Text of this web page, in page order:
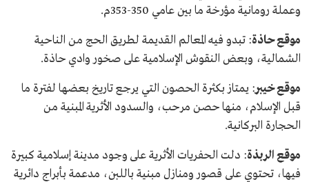
وعملة رومانية مؤرخة ما بين عامي 350-353م.
موقع حاذة: تبدو فيه المعالم القديمة لطريق الحج من الناحية
الشمالية، وبعض النقوش الإسلامية على صخور وادي حاذة.
موقع خيبر: يمتاز بكثرة الحصون التي يرجع تاريخ بعضها لفترة ما
قبل الإسلام، منها حصن مرحب، والسدود الأثرية المبنية من
الحجارة البركانية.
موقع الربذة: دلت الحفريات الأثرية على وجود مدينة إسلامية كبيرة
فيها، تحتوي على قصور ومنازل مبنية باللبن، مدعمة بأبراج دائرية